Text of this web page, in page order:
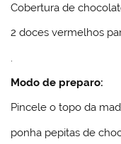
Cobertura de
2 doces vermelhos
.
Modo de preparo:
Pincele o topo da
ponha pepitas de